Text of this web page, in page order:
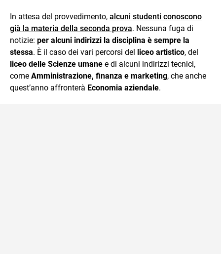
In attesa del provvedimento, alcuni studenti conoscono
già la materia della seconda prova. Nessuna fuga di
notizie: per alcuni indirizzi la disciplina è sempre la
stessa. È il caso dei vari percorsi del liceo artistico, del
liceo delle Scienze umane e di alcuni indirizzi tecnici,
come Amministrazione, finanza e marketing, che anche
quest’anno affronterà Economia aziendale.